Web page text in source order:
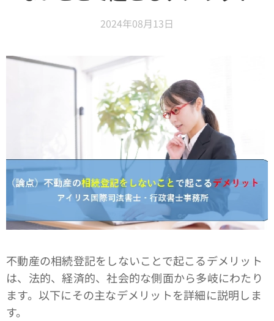
2024年08月13日
不動産の相続登記をしないことで起こるデメリット
は、法的、経済的、社会的な側面から多岐にわたり
ます。以下にその主なデメリットを詳細に説明しま
す。